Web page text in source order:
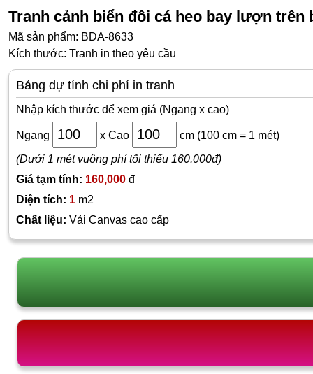
Tranh cảnh biển đôi cá heo bay lượn trên
Mã sản phẩm: BDA-8633
Kích thước: Tranh in theo yêu cầu
Bảng dự tính chi phí in tranh
Nhập kích thước để xem giá (Ngang x cao)
Ngang x Cao cm (100 cm = 1 mét)
(Dưới 1 mét vuông phí tối thiểu 160.000đ)
Giá tạm tính: 160,000 đ
Diện tích: 1 m2
Chất liệu: Vải Canvas cao cấp